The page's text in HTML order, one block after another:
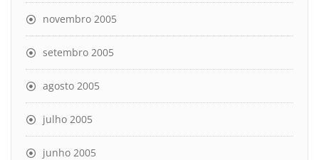
novembro 2005
setembro 2005
agosto 2005
julho 2005
junho 2005